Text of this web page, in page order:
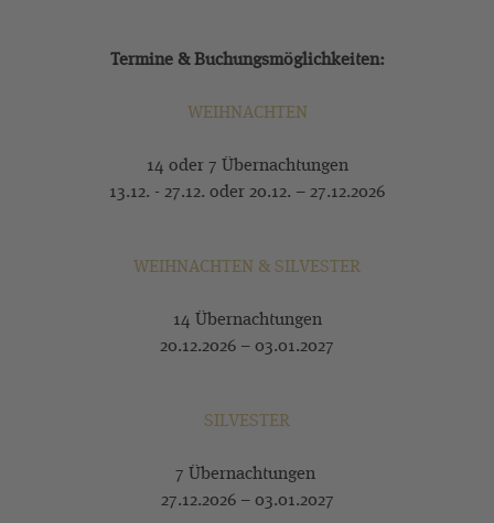
Termine & Buchungsmöglichkeiten:
WEIHNACHTEN
14 oder 7 Übernachtungen
13.12. - 27.12. oder 20.12. – 27.12.2026
WEIHNACHTEN & SILVESTER
14 Übernachtungen
20.12.2026 – 03.01.2027
SILVESTER
7 Übernachtungen
27.12.2026 – 03.01.2027